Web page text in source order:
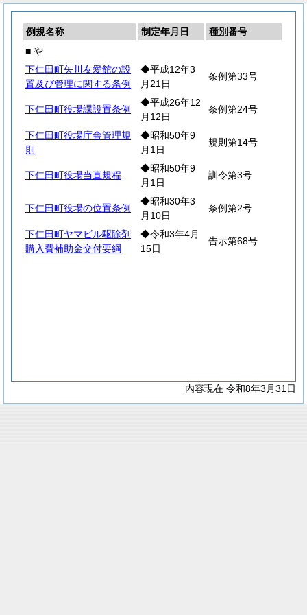
例規名称 制定年月日
種別番号
■ や
下仁田町矢川友愛館の設
置及び管理に関する条例
◆平成12年3
月21日
条例第33号
下仁田町役場課設置条例
◆平成26年12
月12日
条例第24号
下仁田町役場庁舎管理規
則
◆昭和50年9
月1日
規則第14号
下仁田町役場当直規程
◆昭和50年9
月1日
訓令第3号
下仁田町役場の位置条例
◆昭和30年3
月10日
条例第2号
下仁田町ヤマビル駆除剤
購入費補助金交付要綱
◆令和3年4月
15日
告示第68号
内容現在 令和8年3月31日